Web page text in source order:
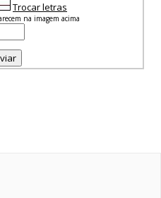
Trocar letras
na imagem acima